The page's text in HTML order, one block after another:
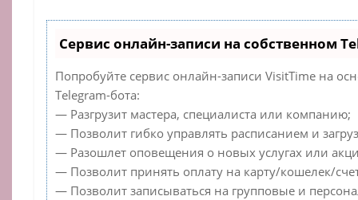
Сервис онлайн-записи на собственном
Попробуйте сервис онлайн-записи VisitTime на
Telegram-бота:
— Разгрузит мастера, специалиста или компанию;
— Позволит гибко управлять расписанием и
— Разошлет оповещения о новых услугах или
— Позволит принять оплату на карту/кошелек/
— Позволит записываться на групповые и